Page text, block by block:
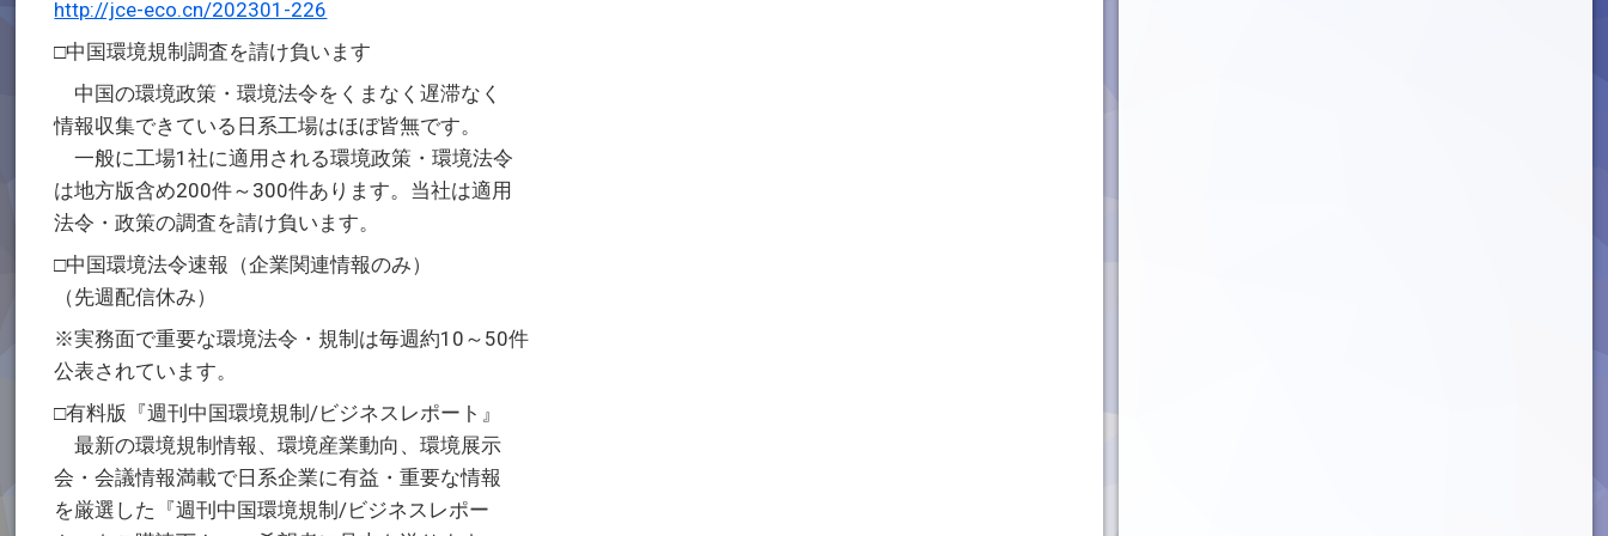
http://jce-eco.cn/202301-226
□中国環境規制調査を請け負います
中国の環境政策・環境法令をくまなく遅滞なく
情報収集できている日系工場はほぼ皆無です。
一般に工場1社に適用される環境政策・環境法令
は地方版含め200件～300件あります。当社は適用
法令・政策の調査を請け負います。
□中国環境法令速報（企業関連情報のみ）
（先週配信休み）
※実務面で重要な環境法令・規制は毎週約10～50件
公表されています。
□有料版『週刊中国環境規制/ビジネスレポート』
最新の環境規制情報、環境産業動向、環境展示
会・会議情報満載で日系企業に有益・重要な情報
を厳選した『週刊中国環境規制/ビジネスレポー